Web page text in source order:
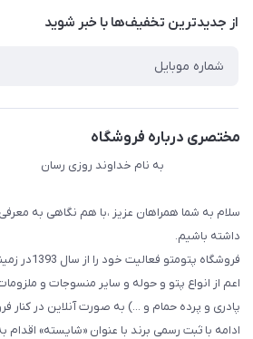
درباره ما
راهنما
از جدید‌ترین تخفیف‌ها با‌ خبر شوید
مختصری درباره فروشگاه
به نام خداوند روزی رسان
سلام به شما همراهان عزیز ،با هم نگاهی به
داشته باشیم.
فروشگاه
اعم از انواع پتو و حوله و سایر منسوجات و
پادری و پرده حمام و ...) به صورت آنلاین در کنار
ادامه با ثبت رسمی برند با عنوان «شایسته» اقدام